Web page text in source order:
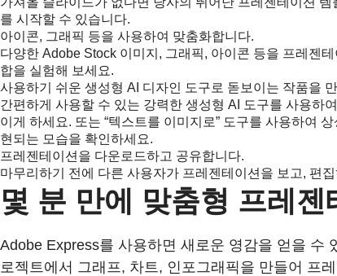
를 시작할 수 있습니다.
아이콘, 그래픽 등을 사용하여 맞춤화합니다.
다양한 Adobe Stock 이미지, 그래픽, 아이콘 등을 프레젠
합을 실험해 보세요.
사용하기 쉬운 생성형 AI 디자인 도구로 돋보이는 작품을
간편하게 사용할 수 있는 강력한 생성형 AI 도구를 사용하
이게 하세요. 또는 “텍스트를 이미지로” 도구를 사용하여
현되는 모습을 확인하세요.
프레젠테이션을 다운로드하고 공유합니다.
마무리하기 전에 다른 사용자가 프레젠테이션을 보고, 편
몇 분 만에 맞춤형 프레젠
Adobe Express를 사용하면 새로운 영감을 얻을 수
로젝트에서 그래프, 차트, 인포그래픽을 만들어 프